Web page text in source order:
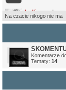
Ivellios sob
Raczej
czytania na
pewno
valdemar99•ndz
Może strona
Northwood
No i pięknie.
Na czacie nikogo nie ma
Komentarze
Tematy: 14